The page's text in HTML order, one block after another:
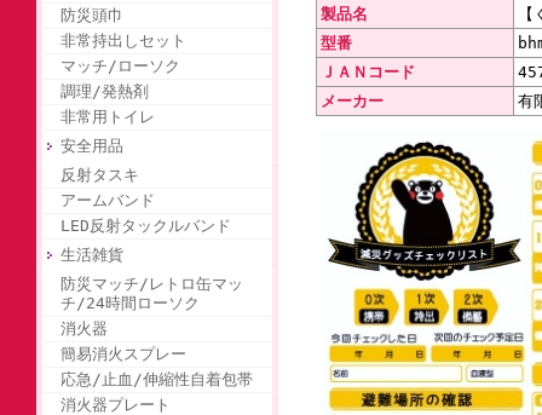
防災頭巾
非常持出しセット
マッチ/ローソク
調理/発熱剤
非常用トイレ
安全用品
反射タスキ
アームバンド
LED反射タックルバンド
生活雑貨
防災マッチ/レトロ缶マッ
チ/24時間ローソク
消火器
簡易消火スプレー
応急/止血/伸縮性自着包帯
消火器プレート
製品名
型番
ＪＡＮコード
メーカー
有